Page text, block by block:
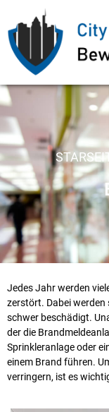
Jedes Jahr werden
zerstört. Dabei werden
schwer beschädigt.
der die
Sprinkleranlage oder
einem Brand führen.
verringern, ist es